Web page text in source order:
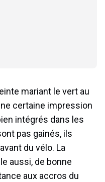
mariant le vert au
certaine impression
intégrés dans les
pas gainés, ils
du vélo. La
aussi, de bonne
aux accros du